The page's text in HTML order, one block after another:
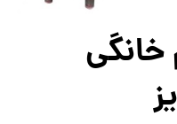
خانگی